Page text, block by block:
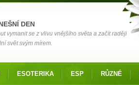
DEN
vymanit se z vlivu vnějšího světa a začít raději
svět svým mírem.
ESOTERIKA ESP RŮZNÉ